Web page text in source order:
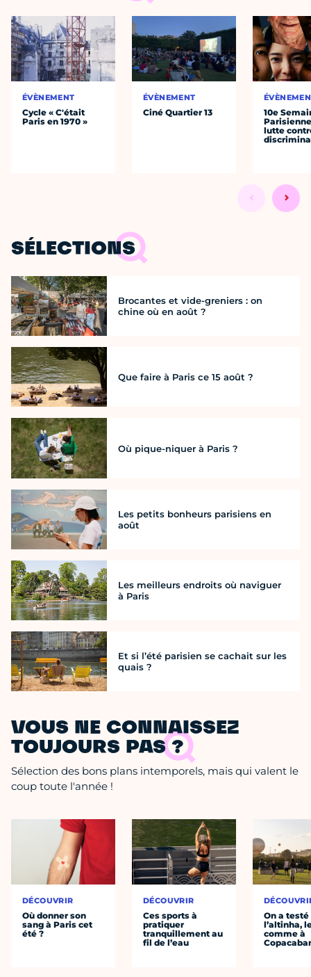
ÉVÈNEMENT
Cycle « C'était
Paris en 1970 »
ÉVÈNEMENT
Ciné Quartier 13
10e
lutte
SÉLECTIONS
Brocantes et vide-greniers : on
chine où en août ?
Que faire à Paris ce 15 août ?
Où pique-niquer à Paris ?
Les petits bonheurs parisiens en
août
Les meilleurs endroits où naviguer
à Paris
Et si l’été parisien se cachait sur les
quais ?
VOUS NE CONNAISSEZ
TOUJOURS PAS ?
Sélection des bons plans intemporels, mais qui valent le
coup toute l'année !
DÉCOUVRIR
Où donner son
sang à Paris cet
été ?
DÉCOUVRIR
Ces sports à
pratiquer
tranquillement au
fil de l’eau
On a testé
l’altinha,
comme à